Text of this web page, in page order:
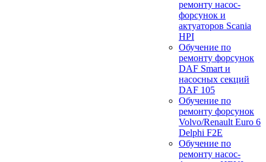
ремонту насос-
форсунок и
актуаторов Scania
HPI
Обучение по
ремонту форсунок
DAF Smart и
насосных секций
DAF 105
Обучение по
ремонту форсунок
Volvo/Renault Euro 6
Delphi F2E
Обучение по
ремонту насос-